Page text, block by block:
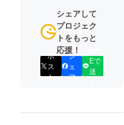
シェアして
プロジェク
トをもっと
応援！
ポ
ス
ト
シ
ェ
ア
Eで
送